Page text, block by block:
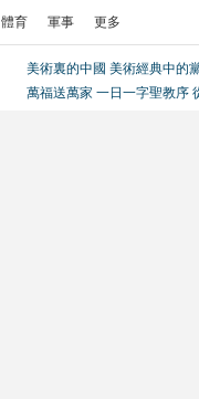
體育 軍事 更多
美術裏的中國 美術經典中的
萬福送萬家 一日一字聖教序